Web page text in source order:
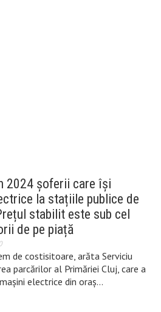
2024 șoferii care își
la stațiile publice de
stabilit este sub cel
de pe piață
de costisitoare, arăta Serviciu
parcărilor al Primăriei Cluj, care a
electrice din oraș…